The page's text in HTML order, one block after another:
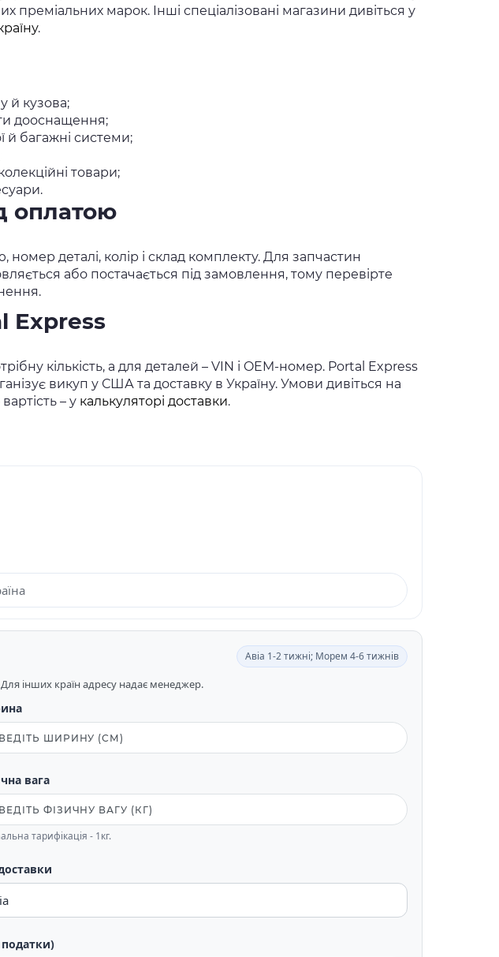
преміальних марок. Інші спеціалізовані магазини дивіться у
.
й кузова;
дооснащення;
й багажні системи;
товари;
оплатою
номер деталі, колір і склад комплекту. Для запчастин
або постачається під замовлення, тому перевірте
Express
кількість, а для деталей – VIN і OEM-номер. Portal Express
викуп у США та доставку в Україну. Умови дивіться на
– у калькуляторі доставки.
Авіа 1-2 тижні; Морем 4-6 тижнів
інших країн адресу надає менеджер.
вага
тарифікація - 1кг.
податки)